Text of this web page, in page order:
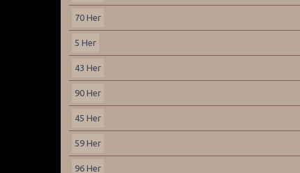
70 Her
5 Her
43 Her
90 Her
45 Her
59 Her
96 Her